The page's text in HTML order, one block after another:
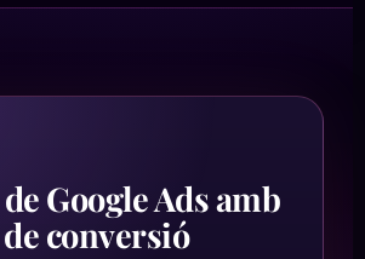
Google Ads amb
conversió